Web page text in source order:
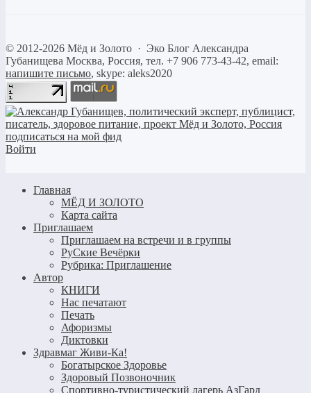
© 2012-2026 Мёд и Золото · Эко Блог Александра
Губанищева Москва, Россия, тел. +7 906 773-43-42, email:
напишите письмо, skype: aleks2020
Войти
Главная
МЁД И ЗОЛОТО
Карта сайта
Приглашаем
Приглашаем на встречи и в группы
РуСкие Вечёрки
Рубрика: Приглашение
Автор
КНИГИ
Нас печатают
Печать
Афоризмы
Диктовки
Здравмаг Живи-Ка!
Богатырское Здоровье
Здоровый Позвоночник
Спортивно-туристический лагерь АзГард